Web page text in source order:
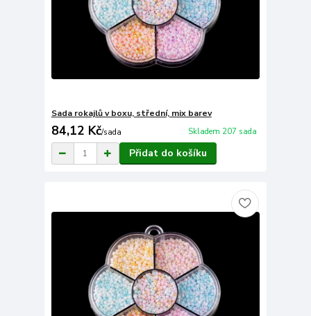
Sada rokajlů v boxu, střední, mix barev
84,12 Kč/sada Skladem 207 sada
Přidat do košíku